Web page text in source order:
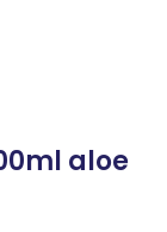
aloe